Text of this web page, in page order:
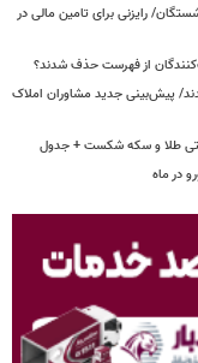
رایزنی برای تامین مالی در
پیش‌بینی جدید مشاوران املاک